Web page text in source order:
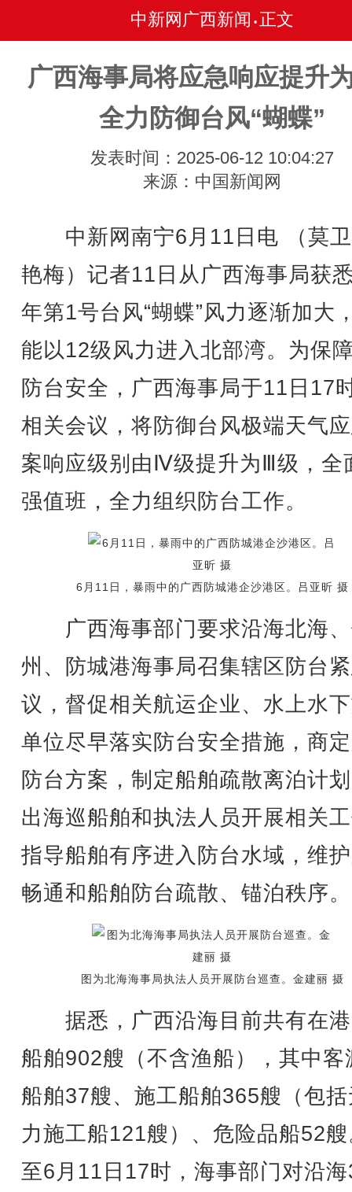
中新网广西新闻 • 正文
广西海事局将应急响应提升
全力防御台风“蝴蝶”
发表时间：2025-06-12 10:04:27
来源：中国新闻网
中新网南宁6月11日电 （莫
艳梅）记者11日从广西海事局获
年第1号台风“蝴蝶”风力逐渐加大
能以12级风力进入北部湾。为保
防台安全，广西海事局于11日17
相关会议，将防御台风极端天气
案响应级别由Ⅳ级提升为Ⅲ级，全
强值班，全力组织防台工作。
6月11日，暴雨中的广西防城港企沙港区。吕亚昕 摄
广西海事部门要求沿海北海
州、防城港海事局召集辖区防台
议，督促相关航运企业、水上水
单位尽早落实防台安全措施，商
防台方案，制定船舶疏散离泊计
出海巡船舶和执法人员开展相关
指导船舶有序进入防台水域，维
畅通和船舶防台疏散、锚泊秩序。
图为北海海事局执法人员开展防台巡查。金建丽 摄
据悉，广西沿海目前共有在
船舶902艘（不含渔船），其中客
船舶37艘、施工船舶365艘（包
力施工船121艘）、危险品船52
至6月11日17时，海事部门对沿